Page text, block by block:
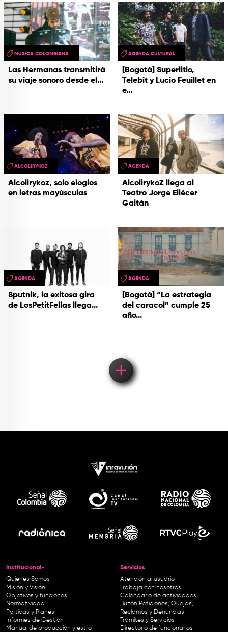
Las Hermanas transmitirá
su viaje sonoro desde el...
MUSICA COLOMBIANA
[Bogotá] Superlitio,
Telebit y Lucio Feuillet en
e...
AGENDA CULTURAL
Alcolirykoz, solo elogios
en letras mayúsculas
ALCOLIRYKOZ
AlcolirykoZ llega al
Teatro Jorge Eliécer
Gaitán
AGENDA
Sputnik, la exitosa gira
de LosPetitFellas llega...
AGENDA
[Bogotá] “La estrategia
del caracol” cumple 25
año...
AGENDA
Load More
Institucional-
Quiénes Somos
Misión y Visión
Objetivos y funciones
Normatividad
Políticas y Planes
Informes de Gestión
Manual de producción y estilo
Servicios
Atención al usuario
Trabaja con nosotros
Calendario de actividades
Buzón Peticiones, Quejas,
Reclamos y Denuncias
Trámites y Servicios
Directorio de funcionarios